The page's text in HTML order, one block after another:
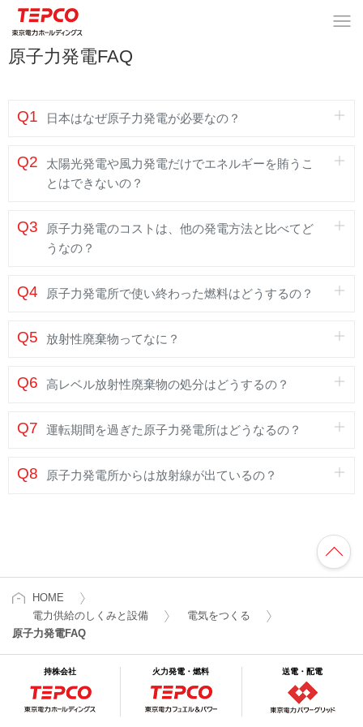
原子力発電FAQ
Q1 日本はなぜ原子力発電が必要なの？
Q2
太陽光発電や風力発電だけでエネルギーを賄うこ
とはできないの？
Q3
原子力発電のコストは、他の発電方法と比べてど
うなの？
Q4 原子力発電所で使い終わった燃料はどうするの？
Q5 放射性廃棄物ってなに？
Q6 高レベル放射性廃棄物の処分はどうするの？
Q7 運転期間を過ぎた原子力発電所はどうなるの？
Q8 原子力発電所からは放射線が出ているの？
HOME
電力供給のしくみと設備
電気をつくる
原子力発電FAQ
持株会社 火力発電・燃料 送電・配電